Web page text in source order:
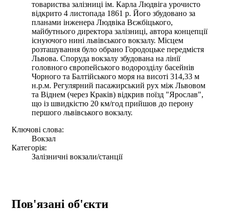
товариства залізниці ім. Карла Людвіга урочисто
відкрито 4 листопада 1861 р. Його збудовано за
планами інженера Людвіка Вєжбіцького,
майбутнього директора залізниці, автора концепції
існуючого нині львівського вокзалу. Місцем
розташування було обрано Городоцьке передмістя
Львова. Споруда вокзалу збудована на лінії
головного європейського водорозділу басейнів
Чорного та Балтійського моря на висоті 314,33 м
н.р.м. Регулярний пасажирський рух між Львовом
та Віднем (через Краків) відкрив поїзд "Ярослав",
що із швидкістю 20 км/год прийшов до перону
першого львівського вокзалу.
Ключові слова:
Вокзал
Категорія:
Залізничні вокзали/станції
Пов'язані об'єкти